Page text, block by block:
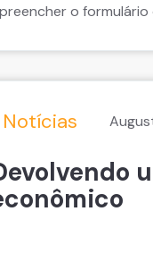
preencher o
Notícias